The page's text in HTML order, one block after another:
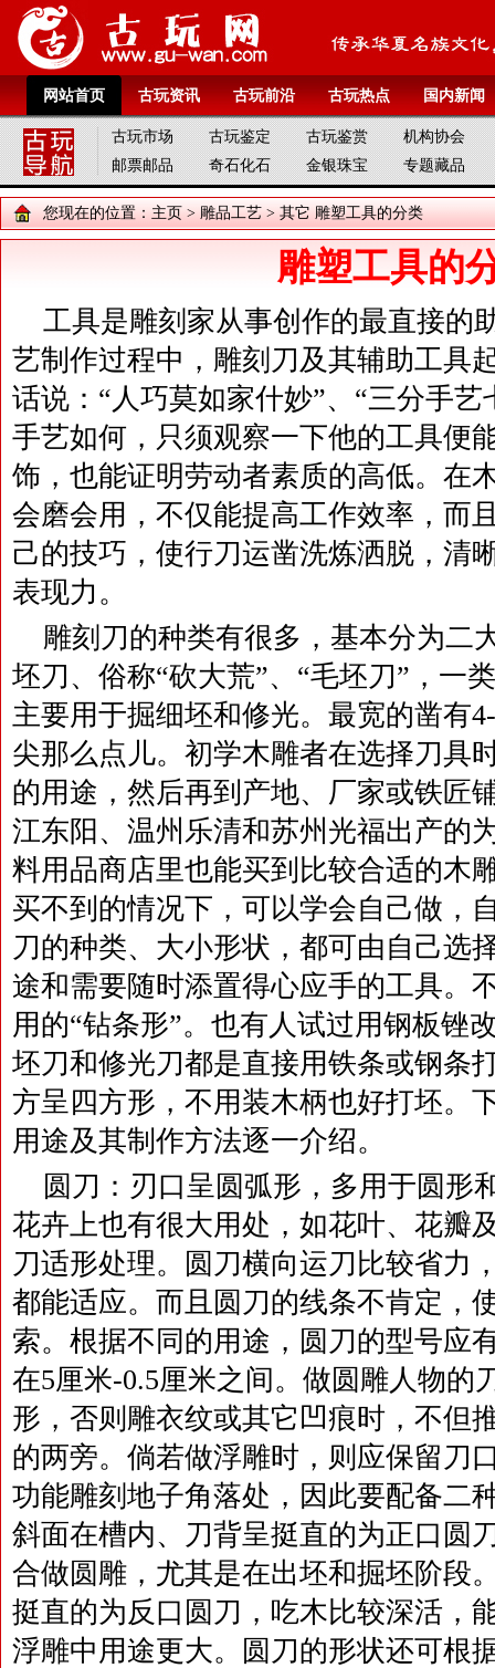
网站首页 古玩资讯 古玩前沿 古玩热点 国内新闻
古玩市场 古玩鉴定 古玩鉴赏
机构协会
邮票邮品
奇石化石 金银珠宝 专题藏品
您现在的位置： 主页 > 雕品工艺 > 其它 雕塑工具的分类
雕塑工具的
工具是雕刻家从事创作的最直接的
艺制作过程中，雕刻刀及其辅助工具
话说：“人巧莫如家什妙”、“三分手
手艺如何，只须观察一下他的工具便
饰，也能证明劳动者素质的高低。在
会磨会用，不仅能提高工作效率，而
己的技巧，使行刀运凿洗炼洒脱，清
表现力。
雕刻刀的种类有很多，基本分为二
坯刀、俗称“砍大荒”、“毛坯刀”，一
主要用于掘细坯和修光。最宽的凿有
尖那么点儿。初学木雕者在选择刀具
的用途，然后再到产地、厂家或铁匠
江东阳、温州乐清和苏州光福出产的
料用品商店里也能买到比较合适的木
买不到的情况下，可以学会自己做，
刀的种类、大小形状，都可由自己选
途和需要随时添置得心应手的工具。
用的“钻条形”。也有人试过用钢板锉
坯刀和修光刀都是直接用铁条或钢条
方呈四方形，不用装木柄也好打坯。
用途及其制作方法逐一介绍。
圆刀：刃口呈圆弧形，多用于圆形
花卉上也有很大用处，如花叶、花瓣
刀适形处理。圆刀横向运刀比较省力
都能适应。而且圆刀的线条不肯定，
索。根据不同的用途，圆刀的型号应
在5厘米-0.5厘米之间。做圆雕人物的
形，否则雕衣纹或其它凹痕时，不但
的两旁。倘若做浮雕时，则应保留刀
功能雕刻地子角落处，因此要配备二
斜面在槽内、刀背呈挺直的为正口圆
合做圆雕，尤其是在出坯和掘坯阶段
挺直的为反口圆刀，吃木比较深活，
浮雕中用途更大。圆刀的形状还可根